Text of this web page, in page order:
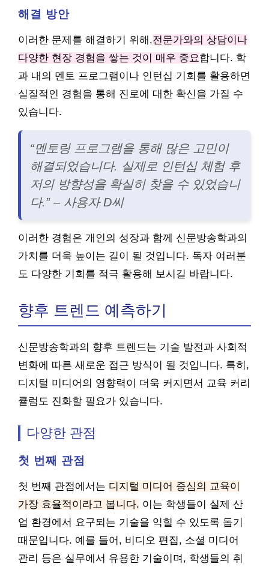
해결 방안
이러한 문제를 해결하기 위해,전문가와의 상담이나
다양한 현장 경험을 쌓는 것이 매우 중요합니다. 학
과 내의 멘토 프로그램이나 인턴십 기회를 활용하면
실질적인 경험을 통해 진로에 대한 확신을 가질 수
있습니다.
“멘토링 프로그램을 통해 많은 고민이
해결되었습니다. 실제로 인턴십 체험 후
저의 방향성을 확실히 찾을 수 있었습니
다.” – 사용자 D씨
이러한 경험은 개인의 성장과 함께 신문방송학과의
가치를 더욱 높이는 길이 될 것입니다. 독자 여러분
도 다양한 기회를 적극 활용해 보시길 바랍니다.
향후 트렌드 예측하기
신문방송학과의 향후 트렌드는 기술 발전과 사회적
변화에 따른 새로운 접근 방식이 될 것입니다. 특히,
디지털 미디어의 영향력이 더욱 커지면서 교육 커리
큘럼도 진화할 필요가 있습니다.
다양한 관점
첫 번째 관점
첫 번째 관점에서는 디지털 미디어 중심의 교육이
가장 효율적이라고 봅니다. 이는 학생들이 실제 산
업 환경에서 요구되는 기술을 익힐 수 있도록 돕기
때문입니다. 예를 들어, 비디오 편집, 소셜 미디어
관리 등은 실무에서 유용한 기술이며, 학생들의 취